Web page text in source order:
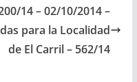
14 – 02/10/2014 –
para la Localidad
de El Carril – 562/14